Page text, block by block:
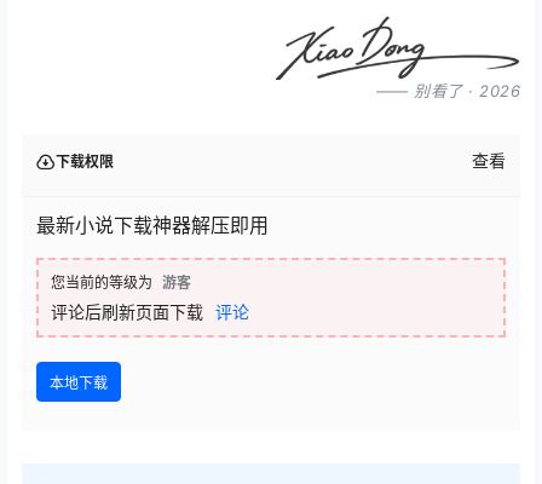
—— 别看了 · 2026
下载权限 查看
最新小说下载神器解压即用
您当前的等级为 游客
评论后刷新页面下载 评论
本地下载